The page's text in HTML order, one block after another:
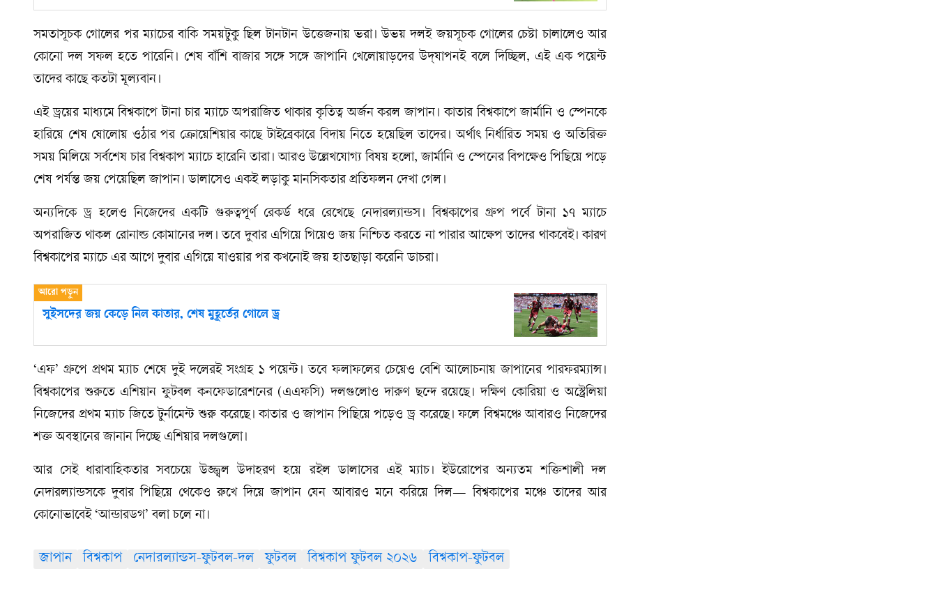
সমতাসূচক গোলের পর ম্যাচের বাকি সময়টুকু ছিল টানটান উত্তেজনায় ভরা। উভয় দলই জয়সূচক গোলের চেষ্টা চালালেও আর
কোনো দল সফল হতে পারেনি। শেষ বাঁশি বাজার সঙ্গে সঙ্গে জাপানি খেলোয়াড়দের উদ্‌যাপনই বলে দিচ্ছিল, এই এক পয়েন্ট
তাদের কাছে কতটা মূল্যবান।
এই ড্রয়ের মাধ্যমে বিশ্বকাপে টানা চার ম্যাচে অপরাজিত থাকার কৃতিত্ব অর্জন করল জাপান। কাতার বিশ্বকাপে জার্মানি ও স্পেনকে
হারিয়ে শেষ ষোলোয় ওঠার পর ক্রোয়েশিয়ার কাছে টাইব্রেকারে বিদায় নিতে হয়েছিল তাদের। অর্থাৎ নির্ধারিত সময় ও অতিরিক্ত
সময় মিলিয়ে সর্বশেষ চার বিশ্বকাপ ম্যাচে হারেনি তারা। আরও উল্লেখযোগ্য বিষয় হলো, জার্মানি ও স্পেনের বিপক্ষেও পিছিয়ে পড়ে
শেষ পর্যন্ত জয় পেয়েছিল জাপান। ডালাসেও একই লড়াকু মানসিকতার প্রতিফলন দেখা গেল।
অন্যদিকে ড্র হলেও নিজেদের একটি গুরুত্বপূর্ণ রেকর্ড ধরে রেখেছে নেদারল্যান্ডস। বিশ্বকাপের গ্রুপ পর্বে টানা ১৭ ম্যাচে
অপরাজিত থাকল রোনাল্ড কোমানের দল। তবে দুবার এগিয়ে গিয়েও জয় নিশ্চিত করতে না পারার আক্ষেপ তাদের থাকবেই। কারণ
বিশ্বকাপের ম্যাচে এর আগে দুবার এগিয়ে যাওয়ার পর কখনোই জয় হাতছাড়া করেনি ডাচরা।
সুইসদের জয় কেড়ে নিল কাতার, শেষ মুহূর্তের গোলে ড্র
‘এফ’ গ্রুপে প্রথম ম্যাচ শেষে দুই দলেরই সংগ্রহ ১ পয়েন্ট। তবে ফলাফলের চেয়েও বেশি আলোচনায় জাপানের পারফরম্যান্স।
বিশ্বকাপের শুরুতে এশিয়ান ফুটবল কনফেডারেশনের (এএফসি) দলগুলোও দারুণ ছন্দে রয়েছে। দক্ষিণ কোরিয়া ও অস্ট্রেলিয়া
নিজেদের প্রথম ম্যাচ জিতে টুর্নামেন্ট শুরু করেছে। কাতার ও জাপান পিছিয়ে পড়েও ড্র করেছে। ফলে বিশ্বমঞ্চে আবারও নিজেদের
শক্ত অবস্থানের জানান দিচ্ছে এশিয়ার দলগুলো।
আর সেই ধারাবাহিকতার সবচেয়ে উজ্জ্বল উদাহরণ হয়ে রইল ডালাসের এই ম্যাচ। ইউরোপের অন্যতম শক্তিশালী দল
নেদারল্যান্ডসকে দুবার পিছিয়ে থেকেও রুখে দিয়ে জাপান যেন আবারও মনে করিয়ে দিল— বিশ্বকাপের মঞ্চে তাদের আর
কোনোভাবেই ‘আন্ডারডগ’ বলা চলে না।
জাপান বিশ্বকাপ নেদারল্যান্ডস-ফুটবল-দল ফুটবল বিশ্বকাপ ফুটবল ২০২৬ বিশ্বকাপ-ফুটবল